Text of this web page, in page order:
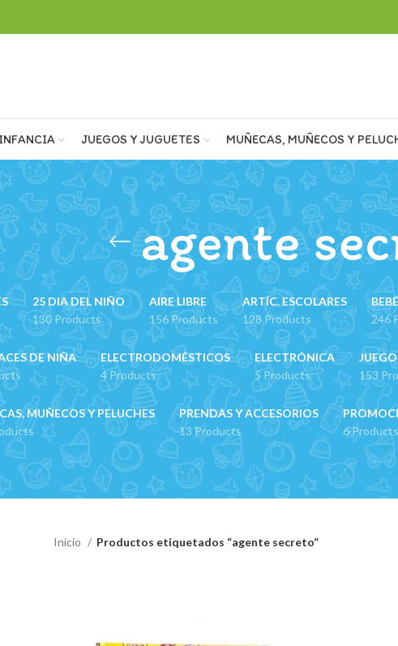
JUEGOS Y JUGUETES MUÑECAS, MUÑECOS Y
agente
25 DIA DEL NIÑO
130 Products
AIRE LIBRE
156 Products
ARTÍC. ESCOLARES
128 Products
246
DE NIÑA
ELECTRODOMÉSTICOS
4 Products
ELECTRÓNICA
5 Products
153
MUÑECOS Y PELUCHES
PRENDAS Y ACCESORIOS
13 Products
6 Products
Inicio Productos etiquetados “agente secreto”